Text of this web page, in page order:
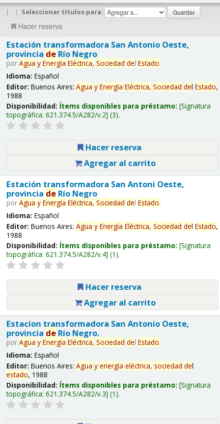
| | Seleccionar títulos para:
Hacer reserva
Estación transformadora San Antonio Oeste,
provincia deRío Negro
por Agua y Energía Eléctrica, Sociedad del Estado.
Idioma: Español
Editor: Buenos Aires: Agua y Energía Eléctrica, Sociedad del Estado,
1988
Disponibilidad: Ítems disponibles para préstamo: Signatura
topográfica: 621.374.5/A282/v.2 (3).
Hacer reserva
Agregar al carrito
Estación transformadora San Antoni Oeste,
provincia deRío Negro
por Agua y Energía Eléctrica, Sociedad del Estado.
Idioma: Español
Editor: Buenos Aires: Agua y Energía Eléctrica, Sociedad del Estado,
1988
Disponibilidad: Ítems disponibles para préstamo: Signatura
topográfica: 621.374.5/A282/v.4 (1).
Hacer reserva
Agregar al carrito
Estacion transformadora San Antonio Oeste,
provincia deRío Negro.
por Agua y Energía Eléctrica, Sociedad del Estado.
Idioma: Español
Editor: Buenos Aires: Agua y energía eléctrica, sociedad del
estado, 1988
Disponibilidad: Ítems disponibles para préstamo: Signatura
topográfica: 621.374.5/A282/v.3 (1).